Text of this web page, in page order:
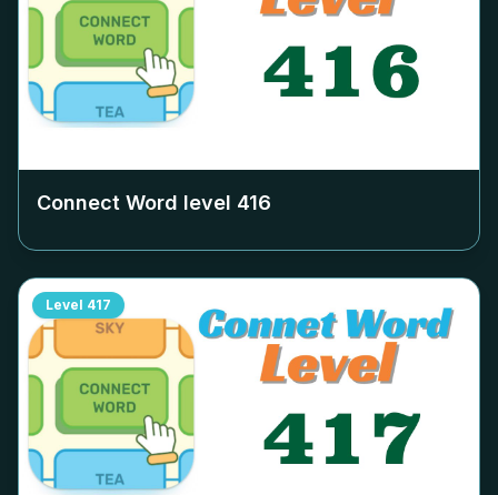
Connect Word level 416
Level 417